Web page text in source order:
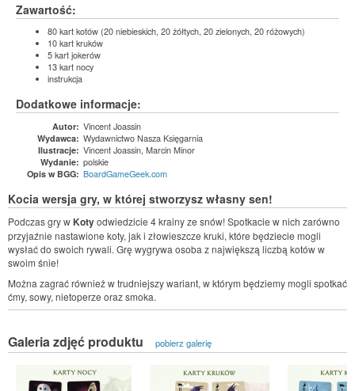
Zawartość:
80 kart kotów (20 niebieskich, 20 żółtych, 20 zielonych, 20 różowych)
10 kart kruków
5 kart jokerów
13 kart nocy
instrukcja
Dodatkowe informacje:
Autor: Vincent Joassin
Wydawca: Wydawnictwo Nasza Księgarnia
Ilustracje: Vincent Joassin, Marcin Minor
Wydanie: polskie
Opis w BGG: BoardGameGeek.com
Kocia wersja gry, w której stworzysz własny sen!
Podczas gry w Kotyodwiedzicie 4 krainy ze snów! Spotkacie w nich zarówno
przyjaźnie nastawione koty, jak i złowieszcze kruki, które będziecie mogli
wysłać do swoich rywali. Grę wygrywa osoba z największą liczbą kotów w
swoim śnie!
Można zagrać również w trudniejszy wariant, w którym będziemy mogli spotkać
ćmy, sowy, nietoperze oraz smoka.
Galeria zdjęć produktu pobierz galerię